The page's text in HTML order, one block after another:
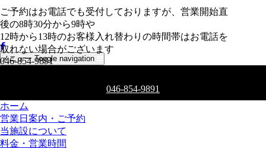
ご予約はお電話でも受付しておりますが、営業開始直
後の8時30分から9時や
12時から13時のお客様入れ替わりの時間帯はお電話を
取れない場合がございます
046-854-9891
メニュー Toggle navigation
046-854-9891
ホーム
営業日案内・ご予約
当施設について
料金・営業時間